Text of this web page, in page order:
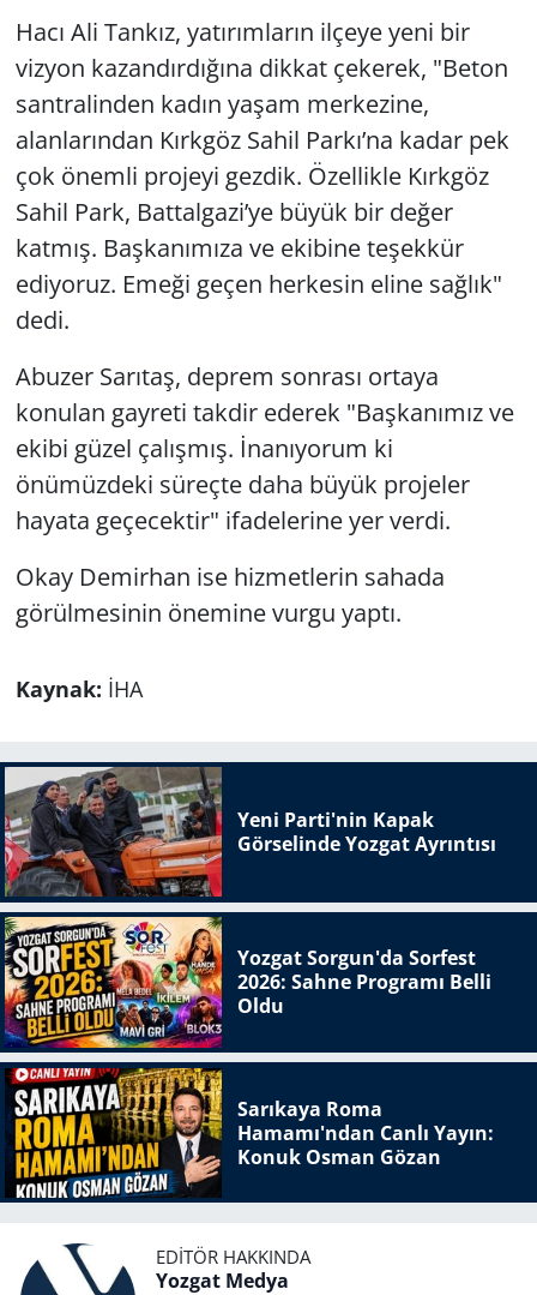
Hacı Ali Tankız, yatırımların ilçeye yeni bir
vizyon kazandırdığına dikkat çekerek, "Beton
santralinden kadın yaşam merkezine,
alanlarından Kırkgöz Sahil Parkı’na kadar pek
çok önemli projeyi gezdik. Özellikle Kırkgöz
Sahil Park, Battalgazi’ye büyük bir değer
katmış. Başkanımıza ve ekibine teşekkür
ediyoruz. Emeği geçen herkesin eline sağlık"
dedi.
Abuzer Sarıtaş, deprem sonrası ortaya
konulan gayreti takdir ederek "Başkanımız ve
ekibi güzel çalışmış. İnanıyorum ki
önümüzdeki süreçte daha büyük projeler
hayata geçecektir" ifadelerine yer verdi.
Okay Demirhan ise hizmetlerin sahada
görülmesinin önemine vurgu yaptı.
Kaynak: İHA
Yeni Parti'nin Kapak
Görselinde Yozgat Ayrıntısı
Yozgat Sorgun'da Sorfest
2026: Sahne Programı Belli
Oldu
Sarıkaya Roma
Hamamı'ndan Canlı Yayın:
Konuk Osman Gözan
EDITÖR HAKKINDA
Yozgat Medya